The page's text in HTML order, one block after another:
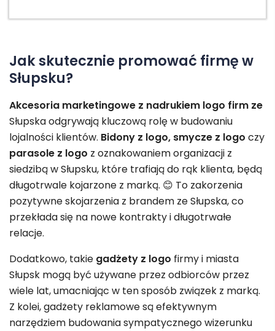
Jak skutecznie promować firmę w
Słupsku?
Akcesoria marketingowe z nadrukiem logo firm ze
Słupska odgrywają kluczową rolę w budowaniu
lojalności klientów. Bidony z logo, smycze z logo czy
parasole z logo z oznakowaniem organizacji z
siedzibą w Słupsku, które trafiają do rąk klienta, będą
długotrwale kojarzone z marką. 😊 To zakorzenia
pozytywne skojarzenia z brandem ze Słupska, co
przekłada się na nowe kontrakty i długotrwałe
relacje.
Dodatkowo, takie gadżety z logo firmy i miasta
Słupsk mogą być używane przez odbiorców przez
wiele lat, umacniając w ten sposób związek z marką.
Z kolei, gadżety reklamowe są efektywnym
narzędziem budowania sympatycznego wizerunku